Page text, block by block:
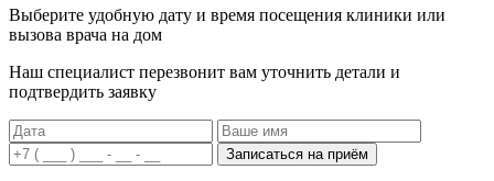
Выберите удобную дату и время посещения клиники или
вызова врача на дом
Наш специалист перезвонит вам уточнить детали и
подтвердить заявку
Записаться на приём